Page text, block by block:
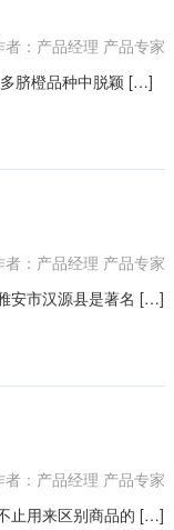
者：产品经理 产品专家
脐橙品种中脱颖 […]
者：产品经理 产品专家
安市汉源县是著名 […]
者：产品经理 产品专家
止用来区别商品的 […]